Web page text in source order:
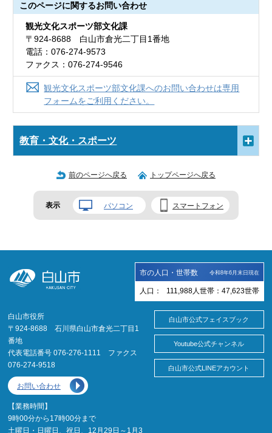
このページに関するお問い合わせ
観光文化スポーツ部文化課
〒924-8688 白山市倉光二丁目1番地
電話：076-274-9573
ファクス：076-274-9546
観光文化スポーツ部文化課へのお問い合わせは専用
フォームをご利用ください。
教育・文化・スポーツ
前のページへ戻る トップページへ戻る
表示 パソコン スマートフォン
市の人口・世帯数 令和8年6月末日現在
人口： 111,988 人 世帯： 47,623世帯
白山市役所
〒924-8688 石川県白山市倉光二丁目1
番地
代表電話番号 076-276-1111 ファクス
076-274-9518
お問い合わせ
【業務時間】
9時00分から17時00分まで
土曜日・日曜日、祝日、12月29日～1月3
白山市公式フェイスブック
Youtube公式チャンネル
白山市公式LINEアカウント